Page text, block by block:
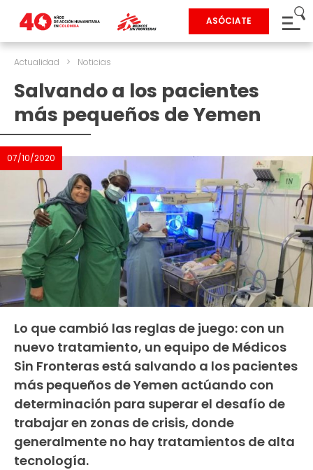
ASÓCIATE
Actualidad > Noticias
Salvando a los pacientes
más pequeños de Yemen
07/10/2020
Lo que cambió las reglas de juego: con un
nuevo tratamiento, un equipo de Médicos
Sin Fronteras está salvando a los pacientes
más pequeños de Yemen actúando con
determinación para superar el desafío de
trabajar en zonas de crisis, donde
generalmente no hay tratamientos de alta
tecnología.